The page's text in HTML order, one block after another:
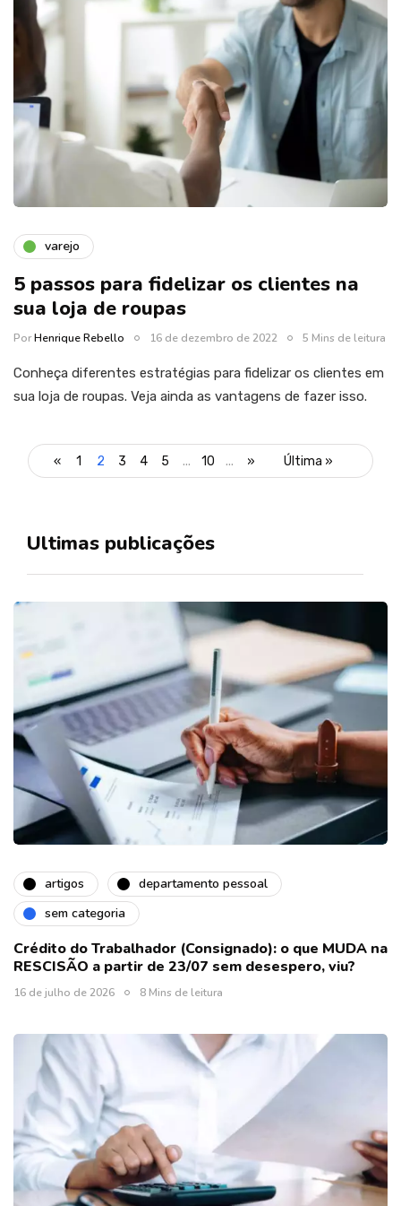
varejo
5 passos para fidelizar os clientes na
sua loja de roupas
PorHenrique Rebello 16 de dezembro de 2022 5 Mins de leitura
Conheça diferentes estratégias para fidelizar os clientes em
sua loja de roupas. Veja ainda as vantagens de fazer isso.
« 1 2 3 4 5 ... 10 ... » Última »
Ultimas publicações
artigos
departamento pessoal
sem categoria
Crédito do Trabalhador (Consignado): o que MUDA na
RESCISÃO a partir de 23/07 sem desespero, viu?
16 de julho de 2026 8 Mins de leitura